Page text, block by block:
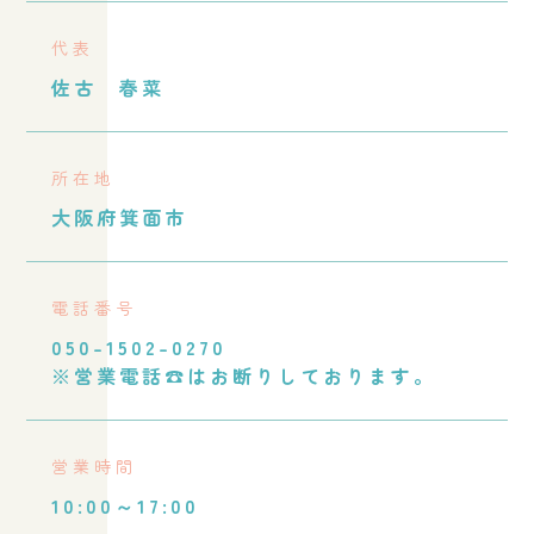
代表
佐古 春菜
所在地
大阪府箕面市
電話番号
050-1502-0270
※営業電話☎️はお断りしております。
営業時間
10:00～17:00